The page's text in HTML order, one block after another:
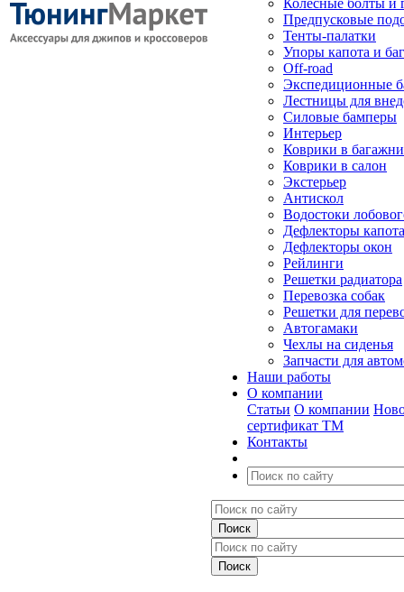
Колесные болты и
Предпусковые
Тенты-палатки
Упоры капота и
Off-road
Экспедиционные
Лестницы для
Силовые бамперы
Интерьер
Коврики в
Коврики в салон
Экстерьер
Антискол
Водостоки
Дефлекторы капота
Дефлекторы окон
Рейлинги
Решетки радиатора
Перевозка собак
Решетки для
Автогамаки
Чехлы на сиденья
Запчасти для
Наши работы
О компании
Статьи О компании
сертификат ТМ
Контакты